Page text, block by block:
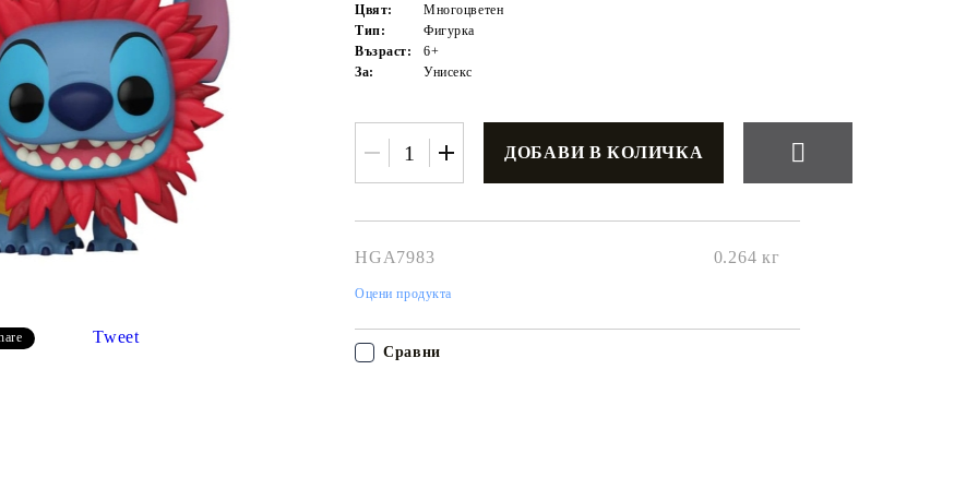
Вход
Tweet
Цвят:
Многоцветен
Тип:
Фигурка
Възраст:
6+
За:
Унисекс
HGA7983 0.264 кг
Оцени продукта
Сравни